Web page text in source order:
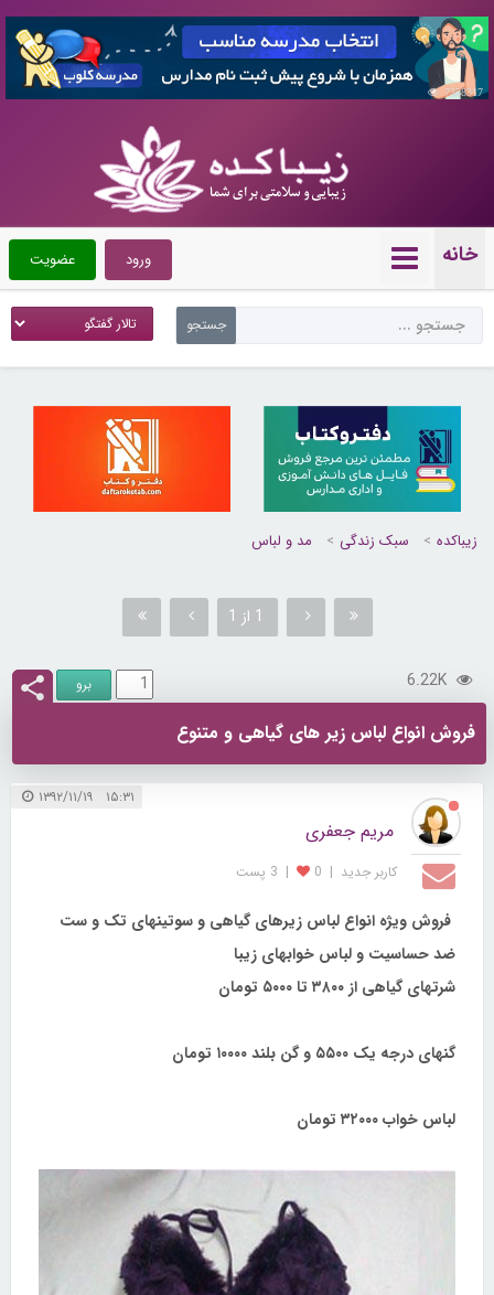
7358317
خانه عضویت ورود
زیباکده سبک زندگی مد و لباس
1 از 1
6.22K
فروش انواع لباس زیر های گیاهی و متنوع
۱۵:۳۱ ۱۳۹۲/۱۱/۱۹
مریم جعفری
کاربر جديد |
0
| 3 پست
فروش ویژه انواع لباس زیرهای گیاهی و سوتینهای تک و ست
ضد حساسیت و لباس خوابهای زیبا
شرتهای گیاهی از ۳۸۰۰ تا ۵۰۰۰ تومان
گنهای درجه یک ۵۵۰۰ و گن بلند ۱۰۰۰۰ تومان
لباس خواب ۳۲۰۰۰ تومان